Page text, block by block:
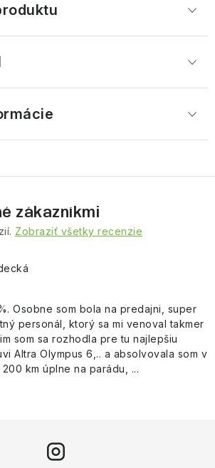
zákazníkmi
Zobraziť všetky recenzie
Osobne som bola na predajni, super
personál, ktorý sa mi venoval takmer
som sa rozhodla pre tu najlepšiu
Altra Olympus 6,.. a absolvovala som v
km úplne na parádu, ...